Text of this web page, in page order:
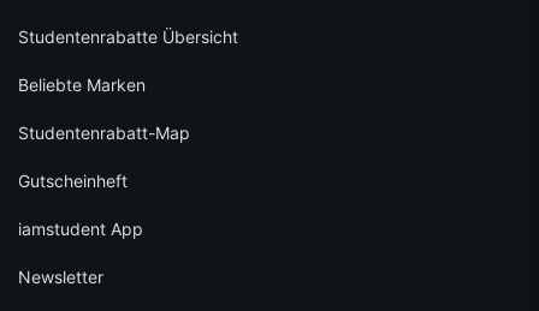
Studentenrabatte Übersicht
Beliebte Marken
Studentenrabatt-Map
Gutscheinheft
iamstudent App
Newsletter